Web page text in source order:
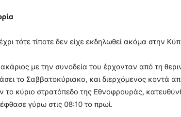
τότε τίποτε δεν είχε εκδηλωθεί ακόμα στην
με την συνοδεία του έρχονταν από τη
το Σαββατοκύριακο, και διερχόμενος κοντά
το κύριο στρατόπεδο της Εθνοφρουράς,
γύρω στις 08:10 το πρωί.